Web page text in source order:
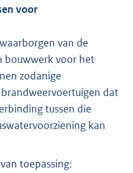
voor
van de
bouwwerk voor het
zodanige
dat
tussen die
kan
toepassing: